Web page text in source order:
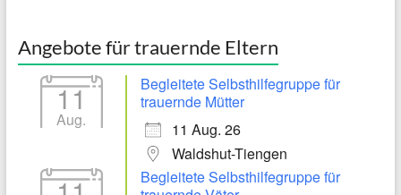
Angebote für trauernde Eltern
11
Aug.
Begleitete Selbsthilfegruppe für
trauernde Mütter
11 Aug. 26
Waldshut-Tiengen
Begleitete Selbsthilfegruppe für